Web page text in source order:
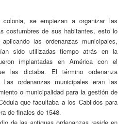
colonia, se empiezan a organizar las
costumbres de sus habitantes, esto lo
las ordenanzas municipales,
sido utilizadas tiempo atrás en la
implantadas en América con el
las dictaba. El término ordenanza
Las ordenanzas municipales eran las
o municipalidad para la gestión de
que facultaba a los Cabildos para
de finales de 1548.